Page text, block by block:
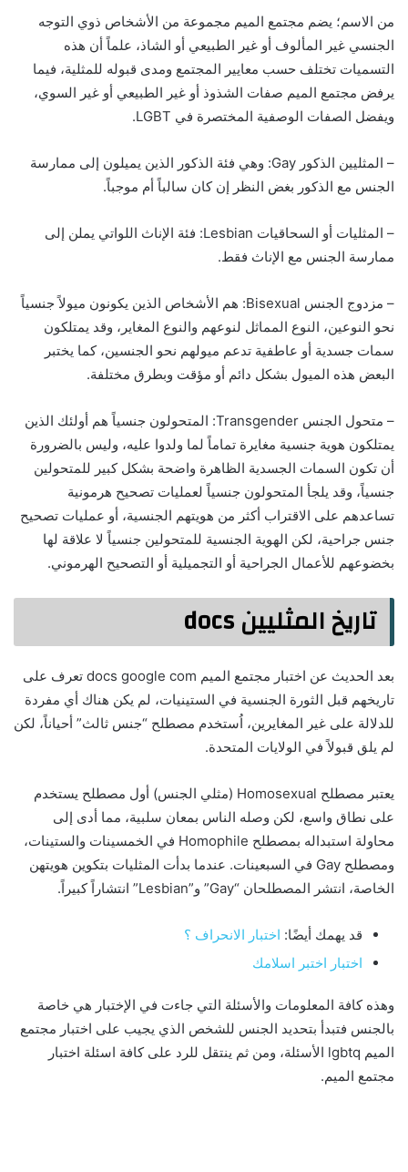
من الاسم؛ يضم مجتمع الميم مجموعة من الأشخاص ذوي التوجه
الجنسي غير المألوف أو غير الطبيعي أو الشاذ، علماً أن هذه
التسميات تختلف حسب معايير المجتمع ومدى قبوله للمثلية، فيما
يرفض مجتمع الميم صفات الشذوذ أو غير الطبيعي أو غير السوي،
ويفضل الصفات الوصفية المختصرة في LGBT.
– المثليين الذكور Gay: وهي فئة الذكور الذين يميلون إلى ممارسة
الجنس مع الذكور بغض النظر إن كان سالباً أم موجباً.
– المثليات أو السحاقيات Lesbian: فئة الإناث اللواتي يملن إلى
ممارسة الجنس مع الإناث فقط.
– مزدوج الجنس Bisexual: هم الأشخاص الذين يكونون ميولاً جنسياً
نحو النوعين، النوع المماثل لنوعهم والنوع المغاير، وقد يمتلكون
سمات جسدية أو عاطفية تدعم ميولهم نحو الجنسين، كما يختبر
البعض هذه الميول بشكل دائم أو مؤقت وبطرق مختلفة.
– متحول الجنس Transgender: المتحولون جنسياً هم أولئك الذين
يمتلكون هوية جنسية مغايرة تماماً لما ولدوا عليه، وليس بالضرورة
أن تكون السمات الجسدية الظاهرة واضحة بشكل كبير للمتحولين
جنسياً، وقد يلجأ المتحولون جنسياً لعمليات تصحيح هرمونية
تساعدهم على الاقتراب أكثر من هويتهم الجنسية، أو عمليات تصحيح
جنس جراحية، لكن الهوية الجنسية للمتحولين جنسياً لا علاقة لها
بخضوعهم للأعمال الجراحية أو التجميلية أو التصحيح الهرموني.
تاريخ المثليين docs
بعد الحديث عن اختبار مجتمع الميم docs google com تعرف على
تاريخهم قبل الثورة الجنسية في الستينيات، لم يكن هناك أي مفردة
للدلالة على غير المغايرين، اُستخدم مصطلح “جنس ثالث” أحياناً، لكن
لم يلق قبولاً في الولايات المتحدة.
يعتبر مصطلح Homosexual (مثلي الجنس) أول مصطلح يستخدم
على نطاق واسع، لكن وصله الناس بمعان سلبية، مما أدى إلى
محاولة استبداله بمصطلح Homophile في الخمسينات والستينات،
ومصطلح Gay في السبعينات. عندما بدأت المثليات بتكوين هويتهن
الخاصة، انتشر المصطلحان “Gay” و”Lesbian” انتشاراً كبيراً.
قد يهمك أيضًا: اختبار الانحراف ؟
اختبار اختبر اسلامك
وهذه كافة المعلومات والأسئلة التي جاءت في الإختبار هي خاصة
بالجنس فتبدأ بتحديد الجنس للشخص الذي يجيب على اختبار مجتمع
الميم lgbtq الأسئلة، ومن ثم ينتقل للرد على كافة اسئلة اختبار
مجتمع الميم.